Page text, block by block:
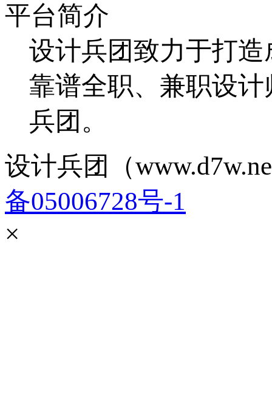
平台简介
设计兵团致力于打
靠谱全职、兼职设
兵团。
设计兵团（
备05006728号-1
×